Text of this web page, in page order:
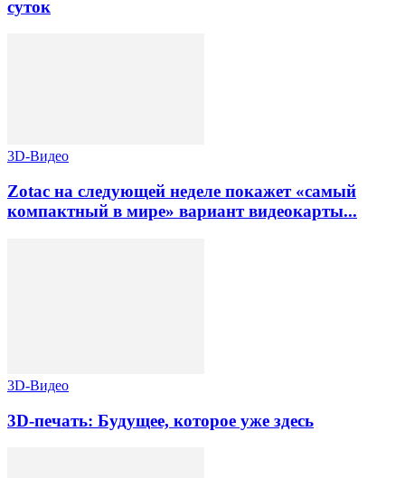
суток
3D-Видео
Zotac на следующей неделе покажет «самый
компактный в мире» вариант видеокарты...
3D-Видео
3D-печать: Будущее, которое уже здесь